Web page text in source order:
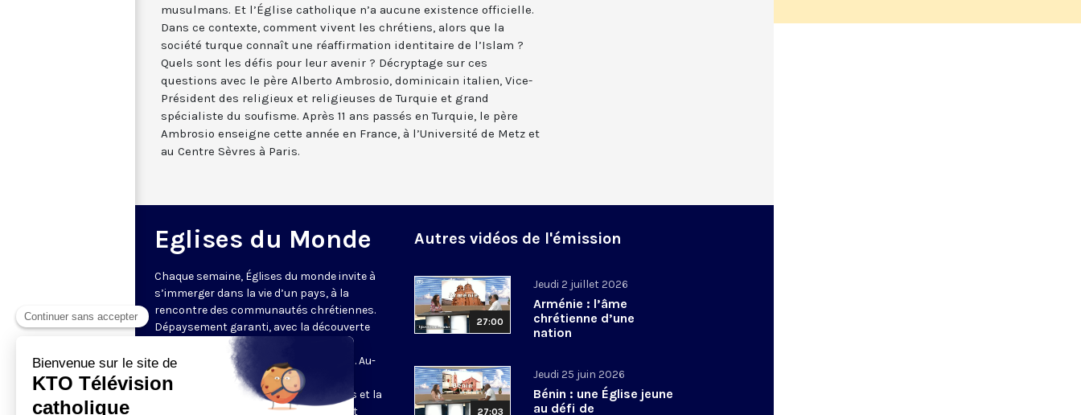
musulmans. Et l’Église catholique n’a aucune existence officielle.
Dans ce contexte, comment vivent les chrétiens, alors que la
société turque connaît une réaffirmation identitaire de l’Islam ?
Quels sont les défis pour leur avenir ? Décryptage sur ces
questions avec le père Alberto Ambrosio, dominicain italien, Vice-
Président des religieux et religieuses de Turquie et grand
spécialiste du soufisme. Après 11 ans passés en Turquie, le père
Ambrosio enseigne cette année en France, à l’Université de Metz et
au Centre Sèvres à Paris.
Eglises du Monde
Chaque semaine, Églises du monde invite à
s’immerger dans la vie d’un pays, à la
rencontre des communautés chrétiennes.
Dépaysement garanti, avec la découverte
des spécificités et du rayonnement de
l’Église catholique ou de ses difficultés. Au-
delà de l’actualité, il s’agit aussi de
comprendre les grands enjeux du pays et la
contribution que les chrétiens peuvent
Autres vidéos de l'émission
27:00
Jeudi 2 juillet 2026
Arménie : l’âme
chrétienne d’une
nation
27:03
Jeudi 25 juin 2026
Bénin : une Église jeune
au défi de